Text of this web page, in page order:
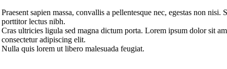
Praesent sapien massa, convallis a pellentesque nec, egestas non nisi.
porttitor lectus nibh.
Cras ultricies ligula sed magna dictum porta. Lorem ipsum dolor sit
consectetur adipiscing elit.
Nulla quis lorem ut libero malesuada feugiat.